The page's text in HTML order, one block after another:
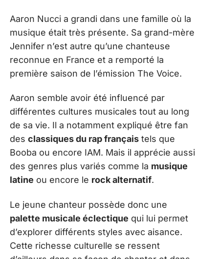
Aaron Nucci a grandi dans une famille où la
musique était très présente. Sa grand-mère
Jennifer n’est autre qu’une chanteuse
reconnue en France et a remporté la
première saison de l’émission The Voice.
Aaron semble avoir été influencé par
différentes cultures musicales tout au long
de sa vie. Il a notamment expliqué être fan
des classiques du rap français tels que
Booba ou encore IAM. Mais il apprécie aussi
des genres plus variés comme la musique
latine ou encore le rock alternatif.
Le jeune chanteur possède donc une
palette musicale éclectique qui lui permet
d’explorer différents styles avec aisance.
Cette richesse culturelle se ressent